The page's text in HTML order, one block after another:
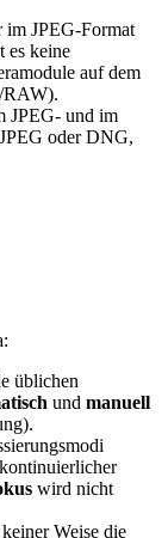
JPEG-Format
es keine
auf dem
RAW).
JPEG- und im
oder DNG,
üblichen
und manuell
wird nicht
Weise die